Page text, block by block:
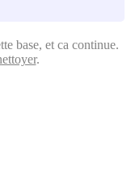
base, et ca continue.
.